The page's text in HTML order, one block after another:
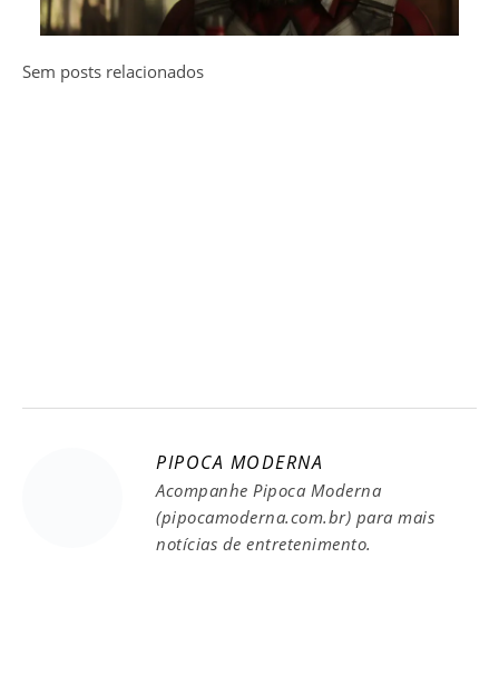
Sem posts relacionados
PIPOCA MODERNA
Acompanhe Pipoca Moderna
(pipocamoderna.com.br) para mais
notícias de entretenimento.